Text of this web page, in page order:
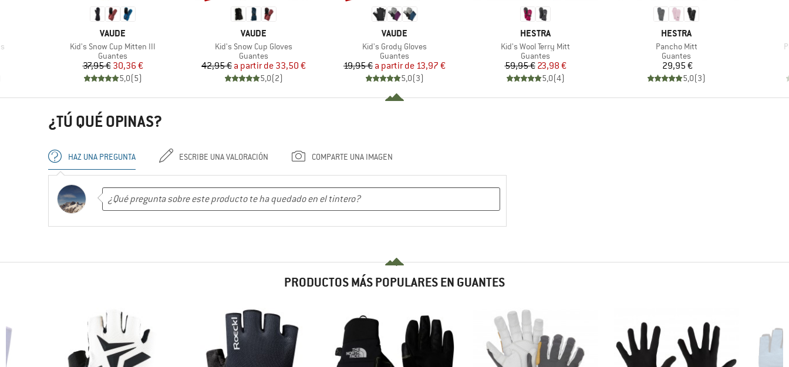
MARCA
VAUDE
Artículo
Kid's Snow Cup Mitten III
Product group
Guantes
Precio
37,95 € Precio reducido
30,36 €
5,0(5)
MARCA
VAUDE
Artículo
Kid's Snow Cup Gloves
Product group
Guantes
Precio
42,95 € Precio reducido
a partir de 33,50 €
5,0(2)
MARCA
VAUDE
Artículo
Kid's Grody Gloves
Product group
Guantes
Precio
19,95 € Precio reducido
a partir de 13,97 €
5,0(3)
MARCA
HESTRA
Artículo
Kid's Wool Terry Mitt
Product group
Guantes
Precio
59,95 €Precio reducido
23,98 €
5,0(4)
MARCA
HESTRA
Artículo
Pancho Mitt
Product group
Guantes
Precio
29,95 €
5,0(3)
¿TÚ QUÉ OPINAS?
HAZ UNA PREGUNTA ESCRIBE UNA VALORACIÓN COMPARTE UNA IMAGEN
PRODUCTOS MÁS POPULARES EN GUANTES